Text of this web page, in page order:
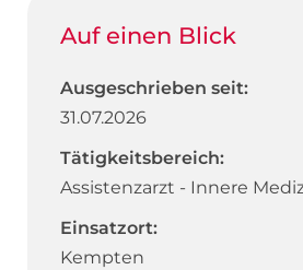
Auf einen Blick
Ausgeschrieben seit:
31.07.2026
Tätigkeitsbereich:
Assistenzarzt - Innere
Einsatzort:
Kempten